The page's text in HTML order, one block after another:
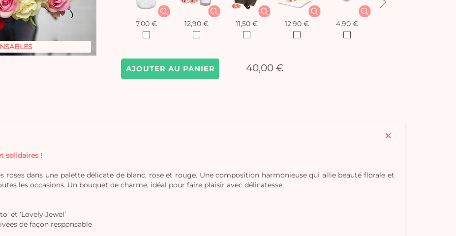
AJOUTER AU PANIER 40,00 €
7,00 € 12,90 € 11,50 € 12,90 € 4,90 €
solidaires !
roses dans une palette délicate de blanc, rose et rouge. Une composition harmonieuse qui allie beauté florale et
les occasions. Un bouquet de charme, idéal pour faire plaisir avec délicatesse.
et ‘Lovely Jewel’
de façon responsable